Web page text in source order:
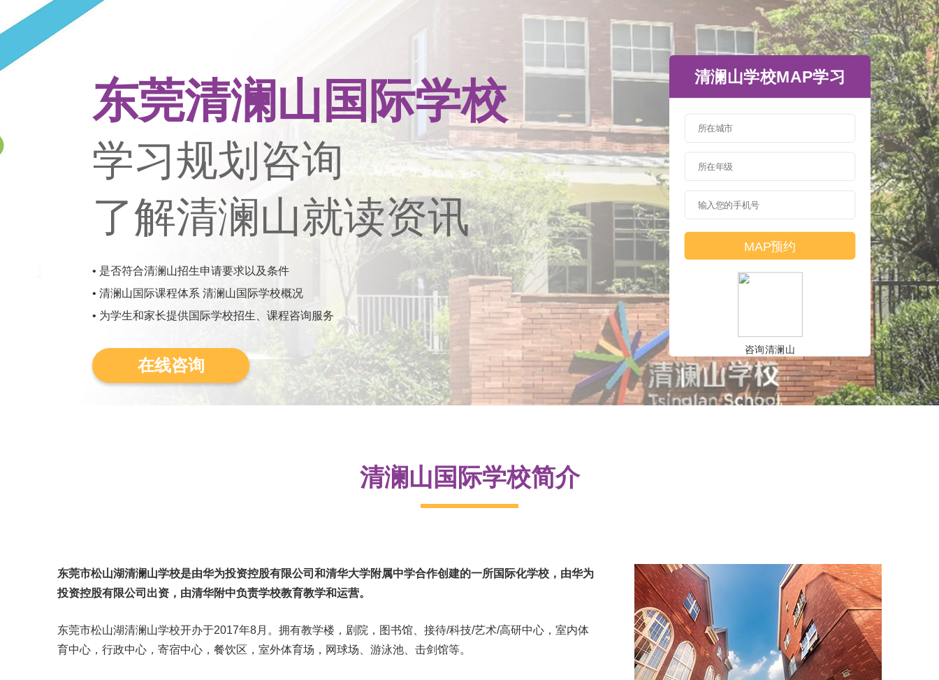
东莞清澜山国际学校
学习规划咨询
了解清澜山就读资讯
• 是否符合清澜山招生申请要求以及条件
• 清澜山国际课程体系 清澜山国际学校概况
• 为学生和家长提供国际学校招生、课程咨询服务
在线咨询
清澜山学校MAP学习
咨询清澜山
清澜山国际学校简介
东莞市松山湖清澜山学校是由华为投资控股有限公司和清华大学附属中学合作创建的一所国际化学校，由华为
投资控股有限公司出资，由清华附中负责学校教育教学和运营。
东莞市松山湖清澜山学校开办于2017年8月。拥有教学楼，剧院，图书馆、接待/科技/艺术/高研中心，室内体
育中心，行政中心，寄宿中心，餐饮区，室外体育场，网球场、游泳池、击剑馆等。